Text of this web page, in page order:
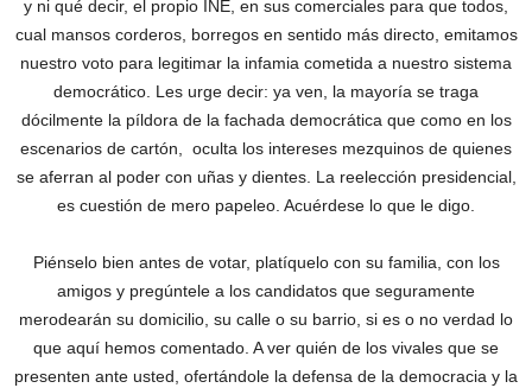
y ni qué decir, el propio INE, en sus comerciales para que todos,
cual mansos corderos, borregos en sentido más directo, emitamos
nuestro voto para legitimar la infamia cometida a nuestro sistema
democrático. Les urge decir: ya ven, la mayoría se traga
dócilmente la píldora de la fachada democrática que como en los
escenarios de cartón, oculta los intereses mezquinos de quienes
se aferran al poder con uñas y dientes. La reelección presidencial,
es cuestión de mero papeleo. Acuérdese lo que le digo.
Piénselo bien antes de votar, platíquelo con su familia, con los
amigos y pregúntele a los candidatos que seguramente
merodearán su domicilio, su calle o su barrio, si es o no verdad lo
que aquí hemos comentado. A ver quién de los vivales que se
presenten ante usted, ofertándole la defensa de la democracia y la